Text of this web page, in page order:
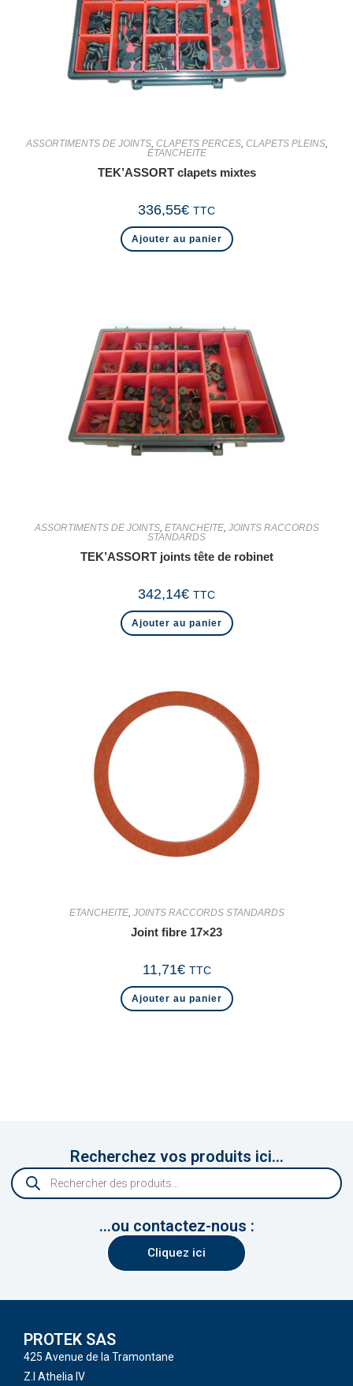
ASSORTIMENTS DE JOINTS, CLAPETS PERCES, CLAPETS PLEINS,
ETANCHEITE
TEK’ASSORT clapets mixtes
336,55€ TTC
Ajouter au panier
ASSORTIMENTS DE JOINTS, ETANCHEITE, JOINTS RACCORDS
STANDARDS
TEK’ASSORT joints tête de robinet
342,14€ TTC
Ajouter au panier
ETANCHEITE, JOINTS RACCORDS STANDARDS
Joint fibre 17×23
11,71€ TTC
Ajouter au panier
Recherchez vos produits ici...
...ou contactez-nous :
Cliquez ici
PROTEK SAS
425 Avenue de la Tramontane
Z.I Athelia IV